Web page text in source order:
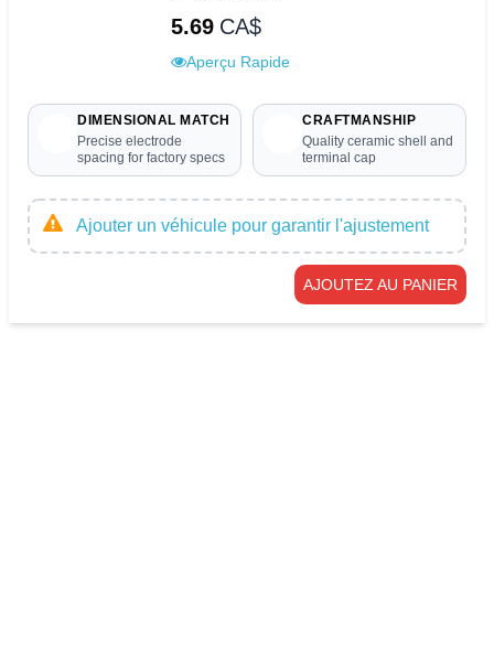
5.69 CA$
Aperçu Rapide
DIMENSIONAL MATCH
Precise electrode
spacing for factory specs
CRAFTMANSHIP
Quality ceramic shell and
terminal cap
Ajouter un véhicule pour garantir l'ajustement
AJOUTEZ AU PANIER